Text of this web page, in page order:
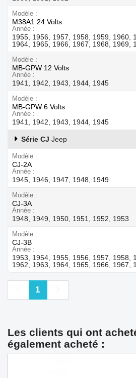
Modèle
M38A1 24 Volts
Année
1955, 1956, 1957, 1958, 1959, 1960,
1964, 1965, 1966, 1967, 1968, 1969,
Modèle
MB-GPW 12 Volts
Année
1941, 1942, 1943, 1944, 1945
Modèle
MB-GPW 6 Volts
Année
1941, 1942, 1943, 1944, 1945
Série CJ Jeep
Modèle
CJ-2A
Année
1945, 1946, 1947, 1948, 1949
Modèle
CJ-3A
Année
1948, 1949, 1950, 1951, 1952, 1953
Modèle
CJ-3B
Année
1953, 1954, 1955, 1956, 1957, 1958,
1962, 1963, 1964, 1965, 1966, 1967,
Précédent
1
Les clients qui ont
également acheté :